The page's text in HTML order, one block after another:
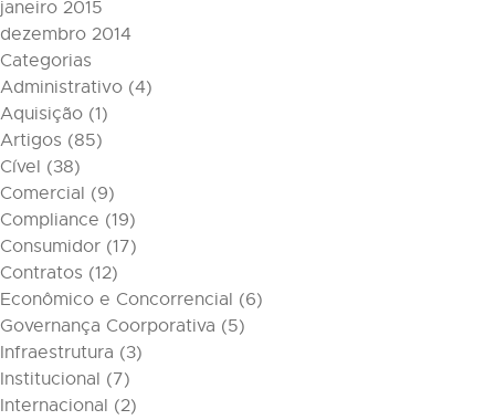
janeiro 2015
dezembro 2014
Categorias
Administrativo (4)
Aquisição (1)
Artigos (85)
Cível (38)
Comercial (9)
Compliance (19)
Consumidor (17)
Contratos (12)
Econômico e Concorrencial (6)
Governança Coorporativa (5)
Infraestrutura (3)
Institucional (7)
Internacional (2)